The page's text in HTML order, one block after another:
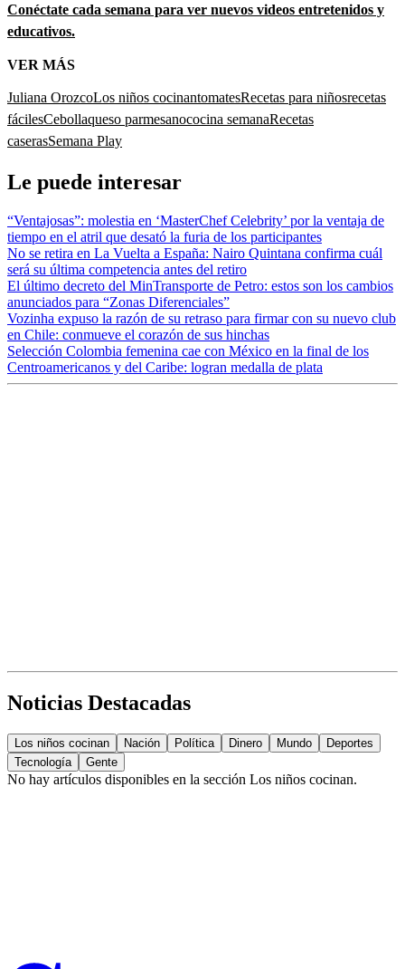
Conéctate cada semana para ver nuevos videos entretenidos y
educativos.
VER MÁS
Juliana OrozcoLos niños cocinantomatesRecetas para niñosrecetas
fácilesCebollaqueso parmesanococina semanaRecetas
caserasSemana Play
Le puede interesar
“Ventajosas”: molestia en ‘MasterChef Celebrity’ por la ventaja de
tiempo en el atril que desató la furia de los participantes
No se retira en La Vuelta a España: Nairo Quintana confirma cuál
será su última competencia antes del retiro
El último decreto del MinTransporte de Petro: estos son los cambios
anunciados para “Zonas Diferenciales”
Vozinha expuso la razón de su retraso para firmar con su nuevo club
en Chile: conmueve el corazón de sus hinchas
Selección Colombia femenina cae con México en la final de los
Centroamericanos y del Caribe: logran medalla de plata
Noticias Destacadas
Los niños cocinan Nación Política Dinero Mundo
Deportes
Tecnología
Gente
No hay artículos disponibles en la sección Los niños cocinan.